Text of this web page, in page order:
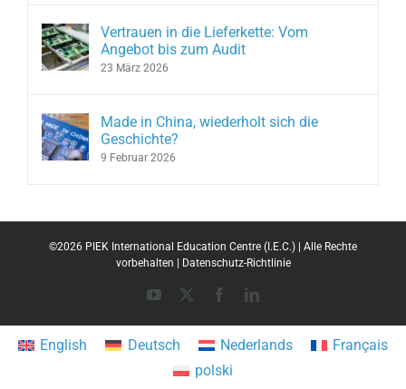
Vertrauen in die Lieferkette: Vom
Angebot bis zum Audit
23 März 2026
Made in China, wiederholt sich die
Geschichte?
9 Februar 2026
©2026 PIEK International Education Centre (I.E.C.) | Alle Rechte
vorbehalten |
Datenschutz-Richtlinie
YouTube FacebookLinkedIn
English Deutsch Nederlands
Français
polski